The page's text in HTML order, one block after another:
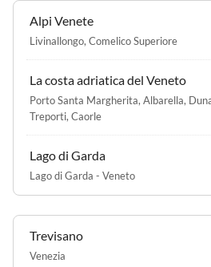
Alpi Venete
Livinallongo, Comelico Superiore
La costa adriatica del Veneto
Porto Santa Margherita, Albarella,
Treporti, Caorle
Lago di Garda
Lago di Garda - Veneto
Trevisano
Venezia